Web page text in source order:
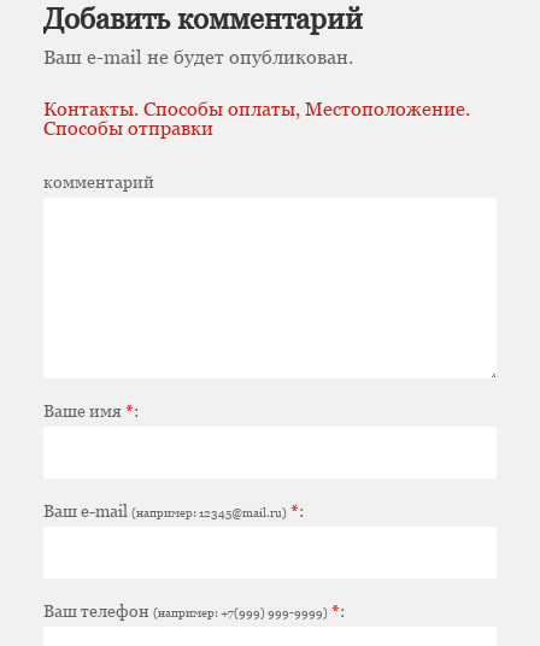
Добавить комментарий
Ваш e-mail не будет опубликован.
Контакты. Способы оплаты, Местоположение.
Способы отправки
комментарий
Ваше имя*:
Ваш e-mail (например: 12345@mail.ru) *:
Ваш телефон (например: +7(999) 999-9999) *: